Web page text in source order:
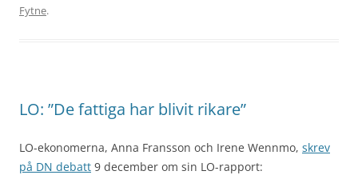
Fytne.
LO: ”De fattiga har blivit rikare”
LO-ekonomerna, Anna Fransson och Irene Wennmo, skrev
på DN debatt 9 december om sin LO-rapport: